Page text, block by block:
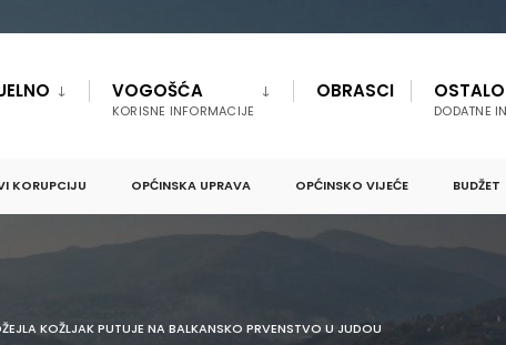
VOGOŠĆA
KORISNE INFORMACIJE
OBRASCI OSTALO
DODATNE
KORUPCIJU OPĆINSKA UPRAVA OPĆINSKO VIJEĆE BUDŽET
KOŽLJAK PUTUJE NA BALKANSKO PRVENSTVO U JUDOU